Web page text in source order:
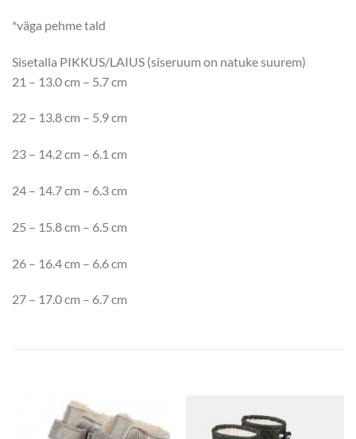
*väga pehme tald
Sisetalla PIKKUS/LAIUS (siseruum on natuke suurem)
21 – 13.0 cm – 5.7 cm
22 – 13.8 cm – 5.9 cm
23 – 14.2 cm – 6.1 cm
24 – 14.7 cm – 6.3 cm
25 – 15.8 cm – 6.5 cm
26 – 16.4 cm – 6.6 cm
27 – 17.0 cm – 6.7 cm